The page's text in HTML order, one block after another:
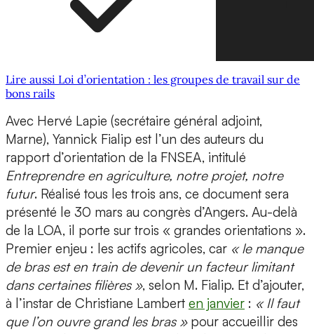
Lire aussi Loi d’orientation : les groupes de travail sur de
bons rails
Avec Hervé Lapie (secrétaire général adjoint,
Marne), Yannick Fialip est l’un des auteurs du
rapport d’orientation de la FNSEA, intitulé
Entreprendre en agriculture, notre projet, notre
futur. Réalisé tous les trois ans, ce document sera
présenté le 30 mars au congrès d’Angers. Au-delà
de la LOA, il porte sur trois « grandes orientations ».
Premier enjeu : les actifs agricoles, car « le manque
de bras est en train de devenir un facteur limitant
dans certaines filières », selon M. Fialip. Et d’ajouter,
à l’instar de Christiane Lambert en janvier : « Il faut
que l’on ouvre grand les bras »pour accueillir des